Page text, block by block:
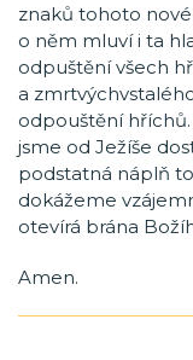
znaků tohoto
o něm mluví i ta
odpuštění všech
a
odpouštění
jsme od Ježíše
podstatná náplň
dokážeme
otevírá brána
Amen.